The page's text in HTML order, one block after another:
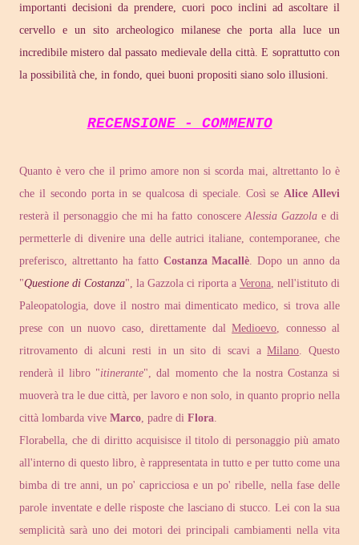
importanti decisioni da prendere, cuori poco inclini ad ascoltare il
cervello e un sito archeologico milanese che porta alla luce un
incredibile mistero dal passato medievale della città. E soprattutto con
la possibilità che, in fondo, quei buoni propositi siano solo illusioni.
RECENSIONE - COMMENTO
Quanto è vero che il primo amore non si scorda mai, altrettanto lo è
che il secondo porta in se qualcosa di speciale. Così se Alice Allevi
resterà il personaggio che mi ha fatto conoscere Alessia Gazzolae di
permetterle di divenire una delle autrici italiane, contemporanee, che
preferisco, altrettanto ha fatto Costanza Macallè . Dopo un anno da
"Questione di Costanza", la Gazzola ci riporta a Verona , nell'istituto di
Paleopatologia, dove il nostro mai dimenticato medico, si trova alle
prese con un nuovo caso, direttamente dalMedioevo , connesso al
ritrovamento di alcuni resti in un sito di scavi aMilano . Questo
renderà il libro "itinerante", dal momento che la nostra Costanza si
muoverà tra le due città, per lavoro e non solo, in quanto proprio nella
città lombarda vive Marco , padre di Flora
Florabella, che di diritto acquisisce il titolo di personaggio più amato
all'interno di questo libro, è rappresentata in tutto e per tutto come una
bimba di tre anni, un po' capricciosa e un po' ribelle, nella fase delle
parole inventate e delle risposte che lasciano di stucco. Lei con la sua
semplicità sarà uno dei motori dei principali cambiamenti nella vita